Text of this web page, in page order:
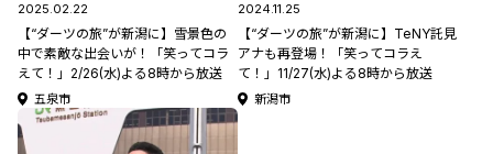
2025.02.22
【“ダーツの旅”が新潟に】雪景色の
中で素敵な出会いが！「笑ってコラ
えて！」2/26(水)よる8時から放送
五泉市
2024.11.25
【“ダーツの旅”が新潟に】TeNY託見
アナも再登場！「笑ってコラえ
て！」11/27(水)よる8時から放送
新潟市